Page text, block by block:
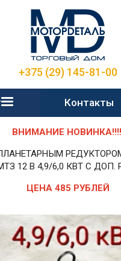
+375 (29) 145-81-00
Контакты
ВНИМАНИЕ
12 В 4,9/6,0 КВТ С ДОП.
ЦЕНА 485 РУБЛЕЙ